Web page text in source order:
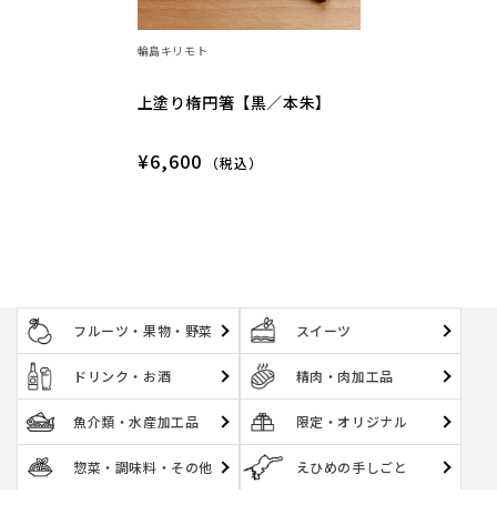
輪島キリモト
上塗り楕円箸【黒／本朱】
¥6,600 （税込）
フルーツ・果物・野菜 スイーツ
ドリンク・お酒 精肉・肉加工品
魚介類・水産加工品 限定・オリジナル
惣菜・調味料・その他 えひめの手しごと